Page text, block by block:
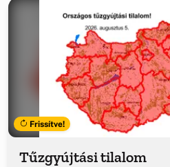
Frissítve!
Tűzgyújtási tilalom